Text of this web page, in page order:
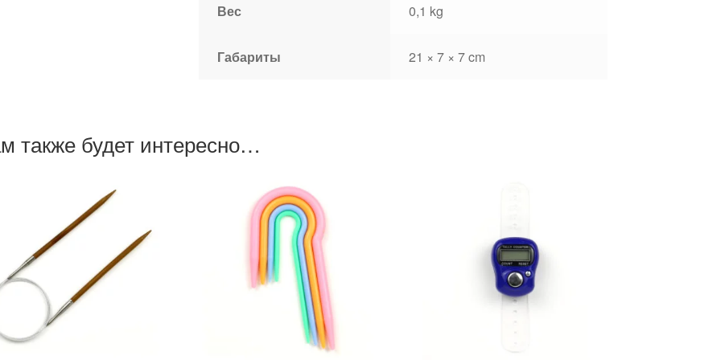
Вес 0,1 kg
Габариты 21 × 7 × 7 cm
также будет интересно…